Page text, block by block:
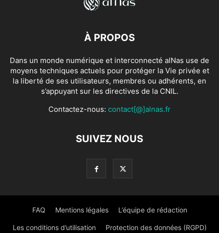
À PROPOS
Dans un monde numérique et interconnecté alNas use de
moyens techniques actuels pour protéger la Vie privée et
la liberté de ses utilisateurs, membres ou adhérents, en
s’appuyant sur les directives de la CNIL.
Contactez-nous: contact[@]alnas.fr
SUIVEZ NOUS
FAQ Mentions légales L’équipe de rédaction
Les conditions d’utilisation Protection des données (RGPD)